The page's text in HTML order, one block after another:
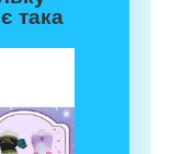
така